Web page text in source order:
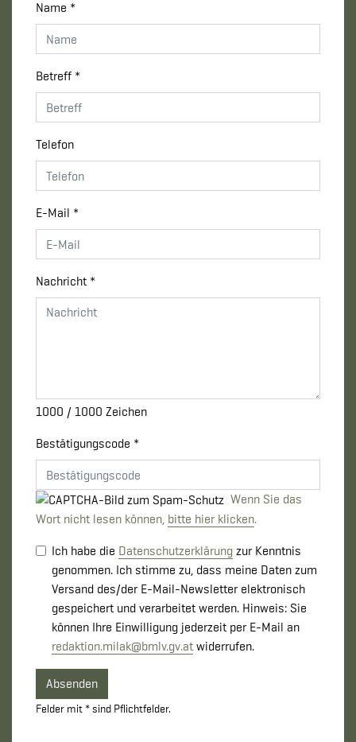
Name *
Betreff *
Telefon
E-Mail *
Nachricht *
1000 / 1000 Zeichen
Bestätigungscode *
Wenn Sie das
Wort nicht lesen können, bitte hier klicken.
Ich habe die Datenschutzerklärung zur Kenntnis
genommen. Ich stimme zu, dass meine Daten zum
Versand des/der E-Mail-Newsletter elektronisch
gespeichert und verarbeitet werden. Hinweis: Sie
können Ihre Einwilligung jederzeit per E-Mail an
redaktion.milak@bmlv.gv.at widerrufen.
Absenden
Felder mit * sind Pflichtfelder.